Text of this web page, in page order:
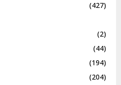
(427)
(2)
(44)
(194)
(204)